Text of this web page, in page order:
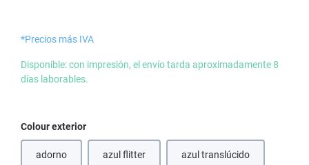
*Precios más IVA
Disponible: con impresión, el envío tarda aproximadamente 8
días laborables.
Seleccione
Colour exterior
adorno(Esta opción no está disponible en este momento.)
azul flitter azul translúcido